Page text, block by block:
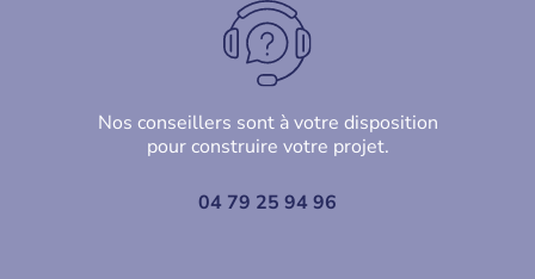
Nos conseillers sont à votre disposition
pour construire votre projet.
04 79 25 94 96